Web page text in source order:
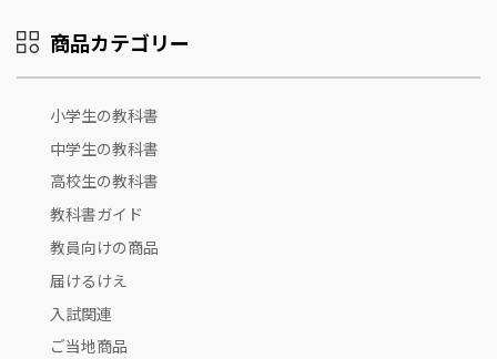
商品カテゴリー
小学生の教科書
中学生の教科書
高校生の教科書
教科書ガイド
教員向けの商品
届けるけえ
入試関連
ご当地商品